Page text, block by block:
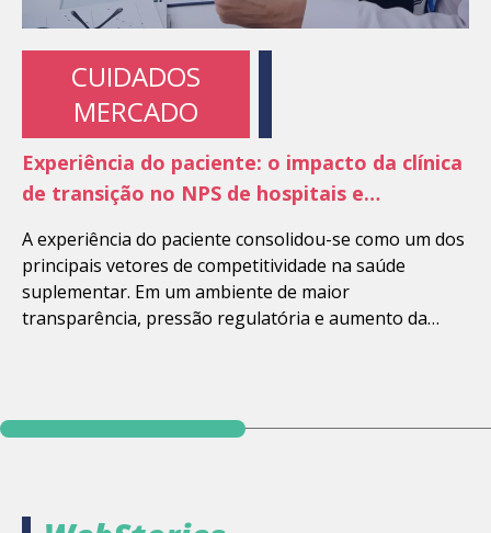
CUIDADOS
MERCADO
Experiência do paciente: o impacto da clínica
de transição no NPS de hospitais e
A experiência do paciente consolidou-se como um dos
principais vetores de competitividade na saúde
suplementar. Em um ambiente de maior
transparência, pressão regulatória e aumento da
de clientes. Nesse contexto, o Net Promoter Score